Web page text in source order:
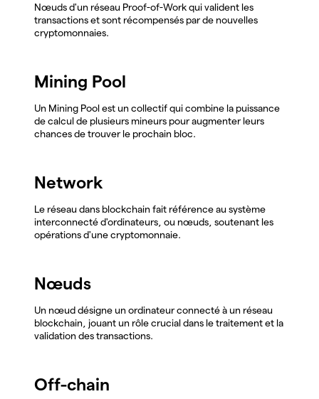
Nœuds d'un réseau Proof-of-Work qui valident les
transactions et sont récompensés par de nouvelles
cryptomonnaies.
Mining Pool
Un Mining Pool est un collectif qui combine la puissance
de calcul de plusieurs mineurs pour augmenter leurs
chances de trouver le prochain bloc.
Network
Le réseau dans blockchain fait référence au système
interconnecté d'ordinateurs, ou nœuds, soutenant les
opérations d'une cryptomonnaie.
Nœuds
Un nœud désigne un ordinateur connecté à un réseau
blockchain, jouant un rôle crucial dans le traitement et la
validation des transactions.
Off-chain